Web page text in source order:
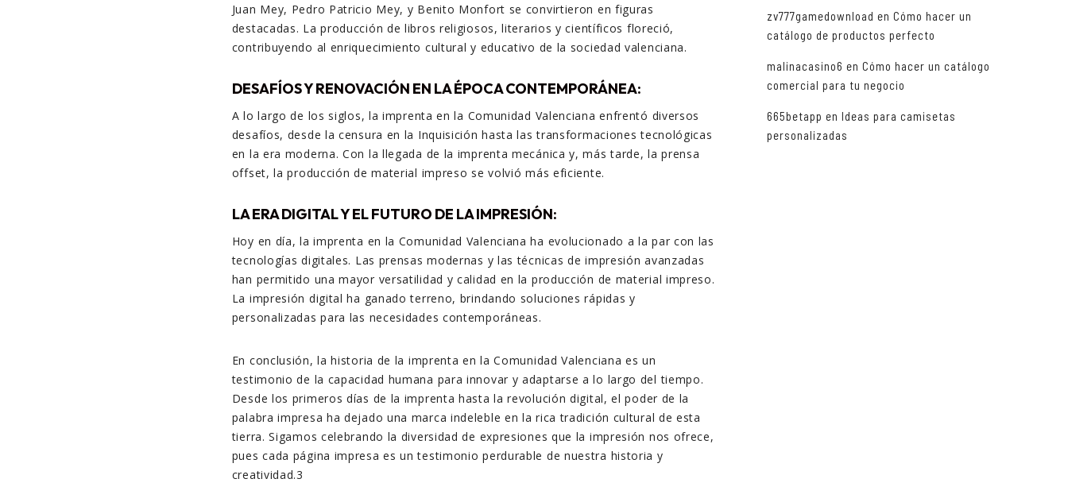
Juan Mey, Pedro Patricio Mey, y Benito Monfort se convirtieron en figuras
destacadas. La producción de libros religiosos, literarios y científicos floreció,
contribuyendo al enriquecimiento cultural y educativo de la sociedad valenciana.
DESAFÍOS Y RENOVACIÓN EN LA ÉPOCA CONTEMPORÁNEA:
A lo largo de los siglos, la imprenta en la Comunidad Valenciana enfrentó diversos
desafíos, desde la censura en la Inquisición hasta las transformaciones tecnológicas
en la era moderna. Con la llegada de la imprenta mecánica y, más tarde, la prensa
offset, la producción de material impreso se volvió más eficiente.
LA ERA DIGITAL Y EL FUTURO DE LA IMPRESIÓN:
Hoy en día, la imprenta en la Comunidad Valenciana ha evolucionado a la par con las
tecnologías digitales. Las prensas modernas y las técnicas de impresión avanzadas
han permitido una mayor versatilidad y calidad en la producción de material impreso.
La impresión digital ha ganado terreno, brindando soluciones rápidas y
personalizadas para las necesidades contemporáneas.
En conclusión, la historia de la imprenta en la Comunidad Valenciana es un
testimonio de la capacidad humana para innovar y adaptarse a lo largo del tiempo.
Desde los primeros días de la imprenta hasta la revolución digital, el poder de la
palabra impresa ha dejado una marca indeleble en la rica tradición cultural de esta
tierra. Sigamos celebrando la diversidad de expresiones que la impresión nos ofrece,
pues cada página impresa es un testimonio perdurable de nuestra historia y
creatividad.3
zv777gamedownload en Cómo hacer un
catálogo de productos perfecto
malinacasino6 en Cómo hacer un catálogo
comercial para tu negocio
665betapp en Ideas para camisetas
personalizadas